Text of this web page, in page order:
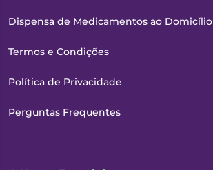
Dispensa de Medicamentos ao Domicílio
Termos e Condições
Política de Privacidade
Perguntas Frequentes